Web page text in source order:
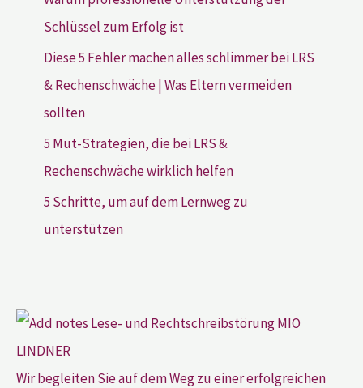
Schlüssel zum Erfolg ist
Diese 5 Fehler machen alles schlimmer bei LRS
& Rechenschwäche | Was Eltern vermeiden
sollten
5 Mut-Strategien, die bei LRS &
Rechenschwäche wirklich helfen
5 Schritte, um auf dem Lernweg zu
unterstützen
Wir begleiten Sie auf dem Weg zu einer erfolgreichen